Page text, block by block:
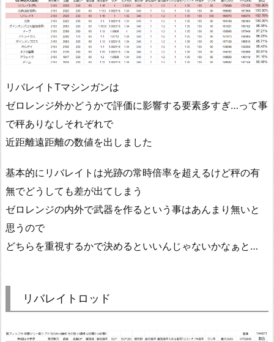
リバレイトTマシンガンは
ゼロレンジ外かどうかで評価に影響する要素多すぎ…って事
で秤ありなしそれぞれで
近距離遠距離の数値を出しました
基本的にリバレイトは光跡の常時倍率を超えるけど秤の有
無でどうしても差が出てしまう
ゼロレンジの内外で武器を作るという事はあんまり無いと
思うので
どちらを重視するかで決めるといいんじゃないかなぁと…
リバレイトロッド